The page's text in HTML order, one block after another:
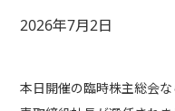
2026年7月2日
本日開催の臨時株主総会